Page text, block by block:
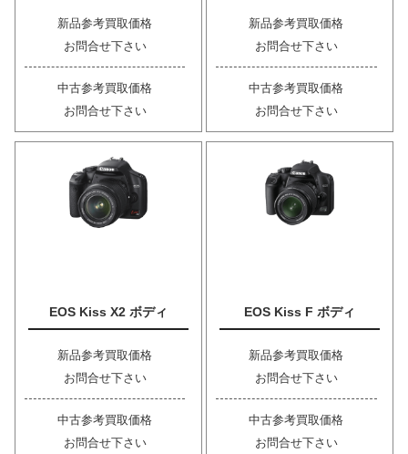
新品参考買取価格
お問合せ下さい
中古参考買取価格
お問合せ下さい
新品参考買取価格
お問合せ下さい
中古参考買取価格
お問合せ下さい
EOS Kiss X2 ボディ
新品参考買取価格
お問合せ下さい
中古参考買取価格
お問合せ下さい
EOS Kiss F ボディ
新品参考買取価格
お問合せ下さい
中古参考買取価格
お問合せ下さい